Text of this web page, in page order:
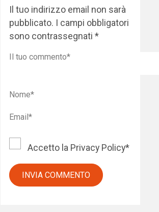
Il tuo indirizzo email non sarà
pubblicato.
I campi obbligatori
sono contrassegnati*
Accetto la Privacy Policy*